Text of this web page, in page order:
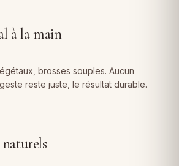
à la main
brosses souples. Aucun
reste juste, le résultat durable.
naturels